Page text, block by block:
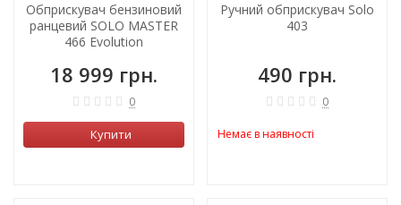
Обприскувач бензиновий
ранцевий SOLO MASTER
466 Evolution
18 999 грн.
0
Купити
Ручний обприскувач Solo
403
490 грн.
0
Немає в наявності